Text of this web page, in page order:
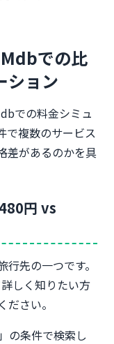
での比
ション
での料金シミュ
で複数のサービス
差があるのかを具
円 vs
先の一つです。
しく知りたい方
さい。
の条件で検索し